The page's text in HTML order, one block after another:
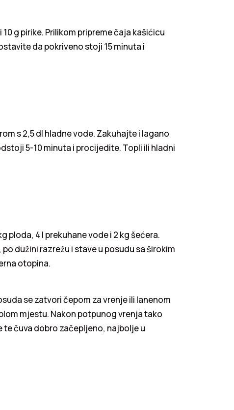
g pirike. Prilikom pripreme čaja kašićicu
da pokriveno stoji 15 minuta i
s 2,5 dl hladne vode. Zakuhajte i lagano
5-10 minuta i procijedite. Topli ili hladni
ploda, 4 l prekuhane vode i 2 kg šećera.
dužini razrežu i stave u posudu sa širokim
otopina.
se zatvori čepom za vrenje ili lanenom
mjestu. Nakon potpunog vrenja tako
te čuva dobro začepljeno, najbolje u